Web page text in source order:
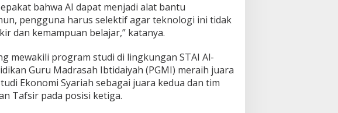
bahwa AI dapat menjadi alat bantu
pengguna harus selektif agar teknologi ini tidak
dan kemampuan belajar,” katanya.
mewakili program studi di lingkungan STAI Al-
Guru Madrasah Ibtidaiyah (PGMI) meraih juara
Ekonomi Syariah sebagai juara kedua dan tim
Tafsir pada posisi ketiga.